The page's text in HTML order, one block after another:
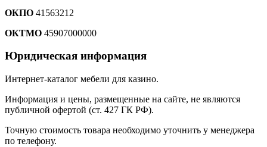
ОКПО 41563212
ОКТМО 45907000000
Юридическая информация
Интернет-каталог мебели для казино.
Информация и цены, размещенные на сайте, не являются
публичной офертой (ст. 427 ГК РФ).
Точную стоимость товара необходимо уточнить у менеджера
по телефону.